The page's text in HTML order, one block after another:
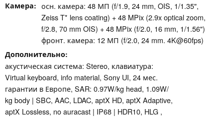
Камера
осн. камера: 48 МП (f/1.9, 24 mm, OIS, 1/1.35",
Zeiss T* lens coating) + 48 MPix (2.9x optical zoom,
f/2.8, 70 mm OIS) + 48 MPix (f/2.0, 16 mm, 1/1.56")
фронт. камера: 12 МП (f/2.0, 24 mm. 4K@60fps)
Дополнительно
акустическая система: Stereo, клавиатура:
Virtual keyboard, info material, Sony UI, 24 мес.
гарантии в Европе, SAR: 0.97W/​kg head, 1.09W/​
kg body | SBC, AAC, LDAC, aptX HD, aptX Adaptive,
aptX Lossless, no auracast | IP68 | HDR10, HLG ,